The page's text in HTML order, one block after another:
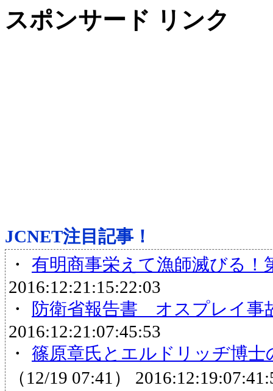
スポンサード リンク
JCNET注目記事！
・ 有明商事栄えて漁師滅びる！
2016:12:21:15:22:03
・
防衛省報告書 オスプレイ事
2016:12:21:07:45:53
・ 篠原章氏とエルドリッヂ博
（12/19 07:41）